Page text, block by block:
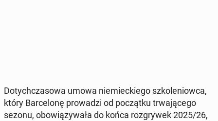
Do­tych­cza­so­wa umowa nie­miec­kie­go szko­le­niow­ca,
który Bar­ce­lo­nę pro­wa­dzi od po­cząt­ku trwa­ją­ce­go
sezonu, obo­wią­zy­wa­ła do końca roz­gry­wek 2025/26,